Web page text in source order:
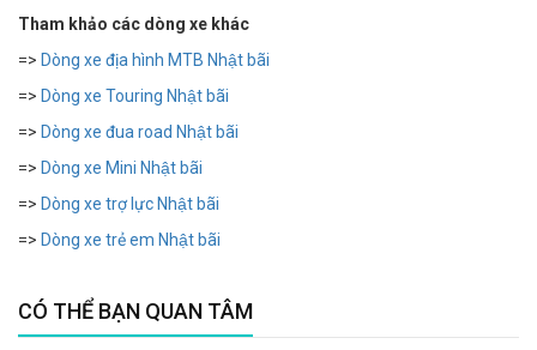
Tham khảo các dòng xe khác
=> Dòng xe địa hình MTB Nhật bãi
=> Dòng xe Touring Nhật bãi
=> Dòng xe đua road Nhật bãi
=> Dòng xe Mini Nhật bãi
=> Dòng xe trợ lực Nhật bãi
=> Dòng xe trẻ em Nhật bãi
CÓ THỂ BẠN QUAN TÂM